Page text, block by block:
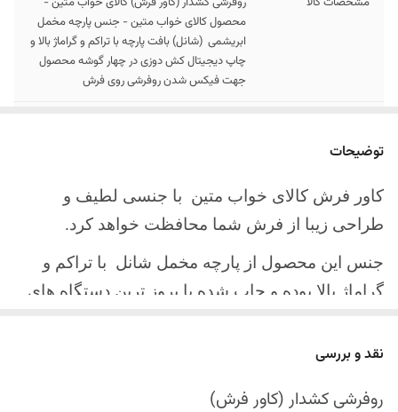
محصول کالای خواب متین - جنس پارچه مخمل
ابریشمی (شانل) بافت پارچه با تراکم و گراماژ بالا و
چاپ دیجیتال کش دوزی در چهار گوشه محصول
جهت فیکس شدن روفرشی روی فرش
ارسال کالا
آینده
توضیحات
کاور فرش کالای خواب متین با جنسی لطیف و
طراحی زیبا از فرش شما محافظت خواهد کرد.
جنس این محصول از پارچه مخمل شانل با تراکم و
گراماژ بالا بوده و چاپ شده با بروز ترین دستگاه های
چهار گوشه این محصول با کش باکیفیت دوخته‌شده
نقد و بررسی
روفرشی کشدار (کاور فرش)